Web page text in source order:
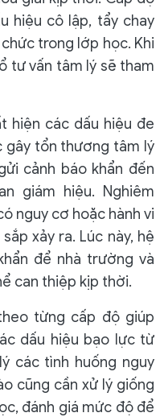
hiệu cô lập, tẩy chay
trong lớp học. Khi
tư vấn tâm lý sẽ tham
hiện các dấu hiệu đe
gây tổn thương tâm lý
cảnh báo khẩn đến
giám hiệu. Nghiêm
nguy cơ hoặc hành vi
xảy ra. Lúc này, hệ
để nhà trường và
can thiệp kịp thời.
từng cấp độ giúp
dấu hiệu bạo lực từ
các tình huống nguy
cũng cần xử lý giống
đánh giá mức độ để